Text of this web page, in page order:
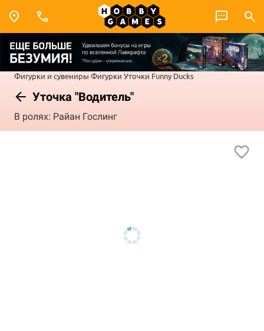
Фигурки и сувениры Фигурки Уточки Funny Ducks
Уточка "Водитель"
В ролях: Райан Гослинг